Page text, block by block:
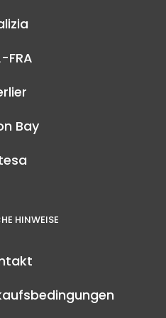
FRA
Bay
HINWEISE